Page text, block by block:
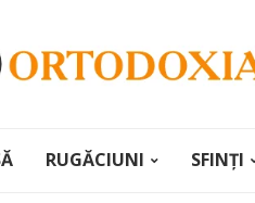
RUGĂCIUNI SFINȚI